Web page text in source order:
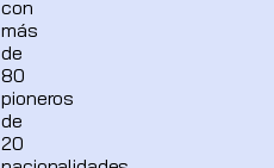
con
más
de
80
pioneros
de
20